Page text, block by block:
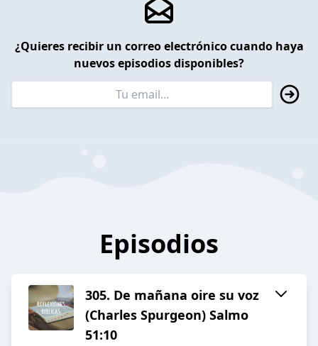
¿Quieres recibir un correo electrónico cuando haya
nuevos episodios disponibles?
Episodios
305. De mañana oire su voz
(Charles Spurgeon) Salmo
51:10